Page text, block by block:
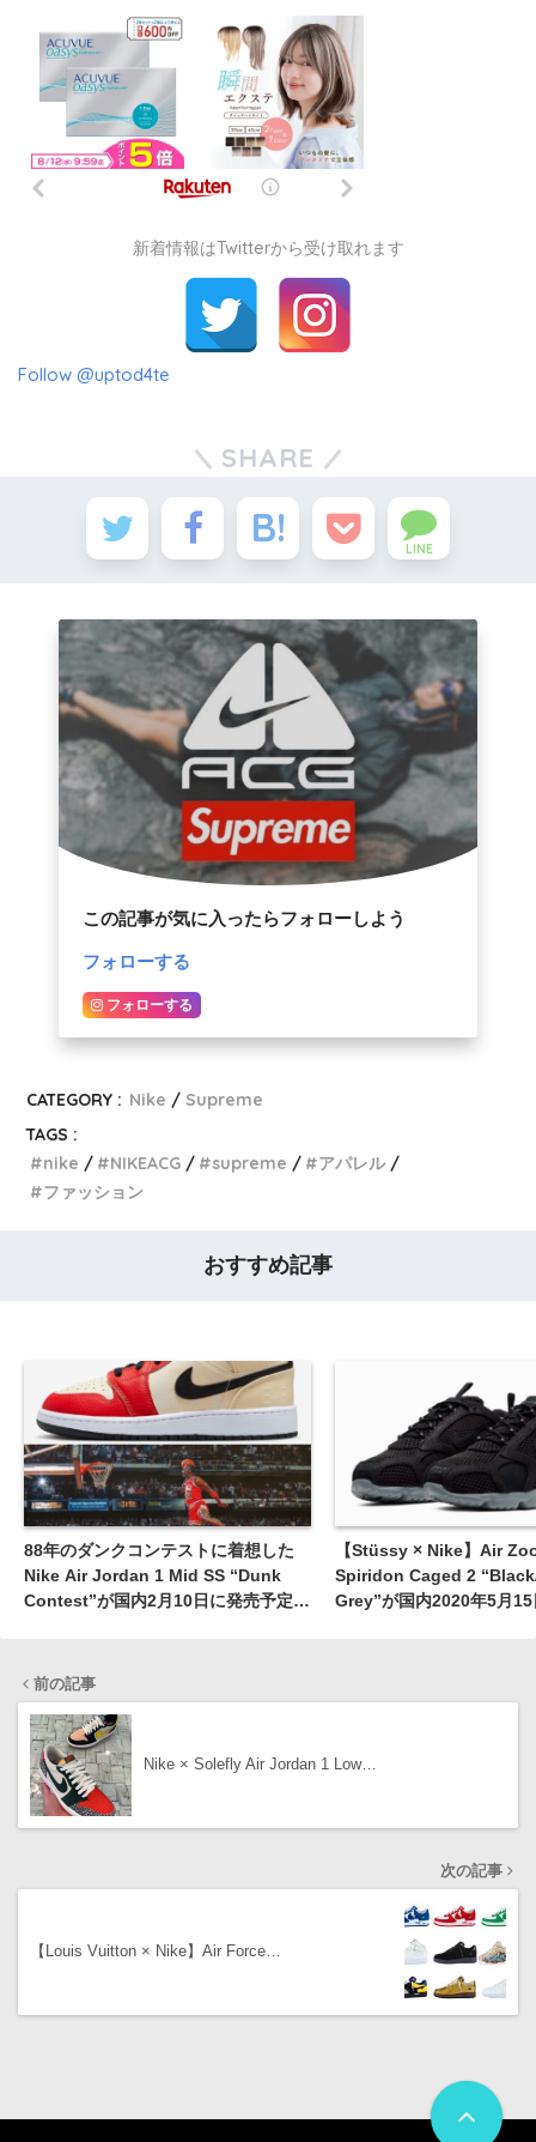
新着情報はTwitterから受け取れます
Follow @uptod4te
SHARE
LINE
この記事が気に入ったらフォローしよう
フォローする
フォローする
CATEGORY : Nike
Supreme
TAGS :
nike
NIKEACG supreme
アパレル
ファッション
おすすめ記事
88年のダンクコンテストに着想した
Nike Air Jordan 1 Mid SS “Dunk
Contest”が国内2月10日に発売予定
【Stüssy × Nike】Air
Spiridon Caged 2
Grey”が国内2020年5月
前の記事
Nike × Solefly Air Jordan 1 Low…
次の記事
【Louis Vuitton × Nike】Air Force…